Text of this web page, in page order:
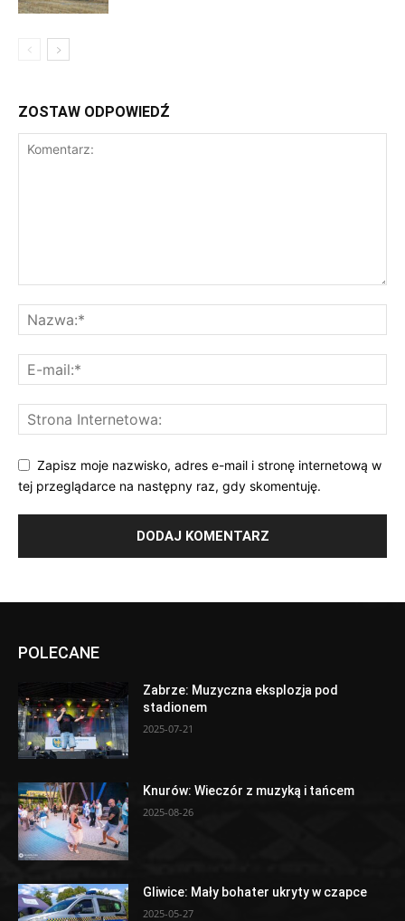
ZOSTAW ODPOWIEDŹ
Zapisz moje nazwisko, adres e-mail i stronę internetową w
tej przeglądarce na następny raz, gdy skomentuję.
POLECANE
Zabrze: Muzyczna eksplozja pod
stadionem
2025-07-21
Knurów: Wieczór z muzyką i tańcem
2025-08-26
Gliwice: Mały bohater ukryty w czapce
2025-05-27